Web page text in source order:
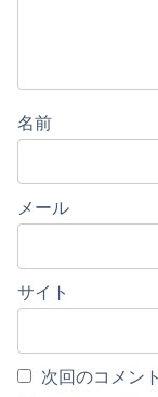
名前
メール
サイト
次回のコメン